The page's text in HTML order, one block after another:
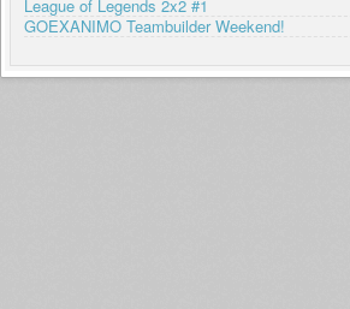
League of Legends 2x2 #1
GOEXANIMO Teambuilder Weekend!